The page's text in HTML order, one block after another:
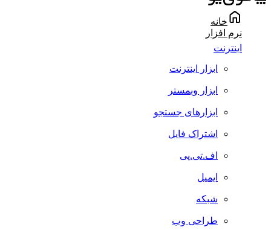
خانه
نرم افزار
اینترنت
ابزار اینترنت
ابزار وبمستر
ابزارهای جستجو
اشتراک فایل
اف.تی.پی
ایمیل
شبکه
طراحی وب